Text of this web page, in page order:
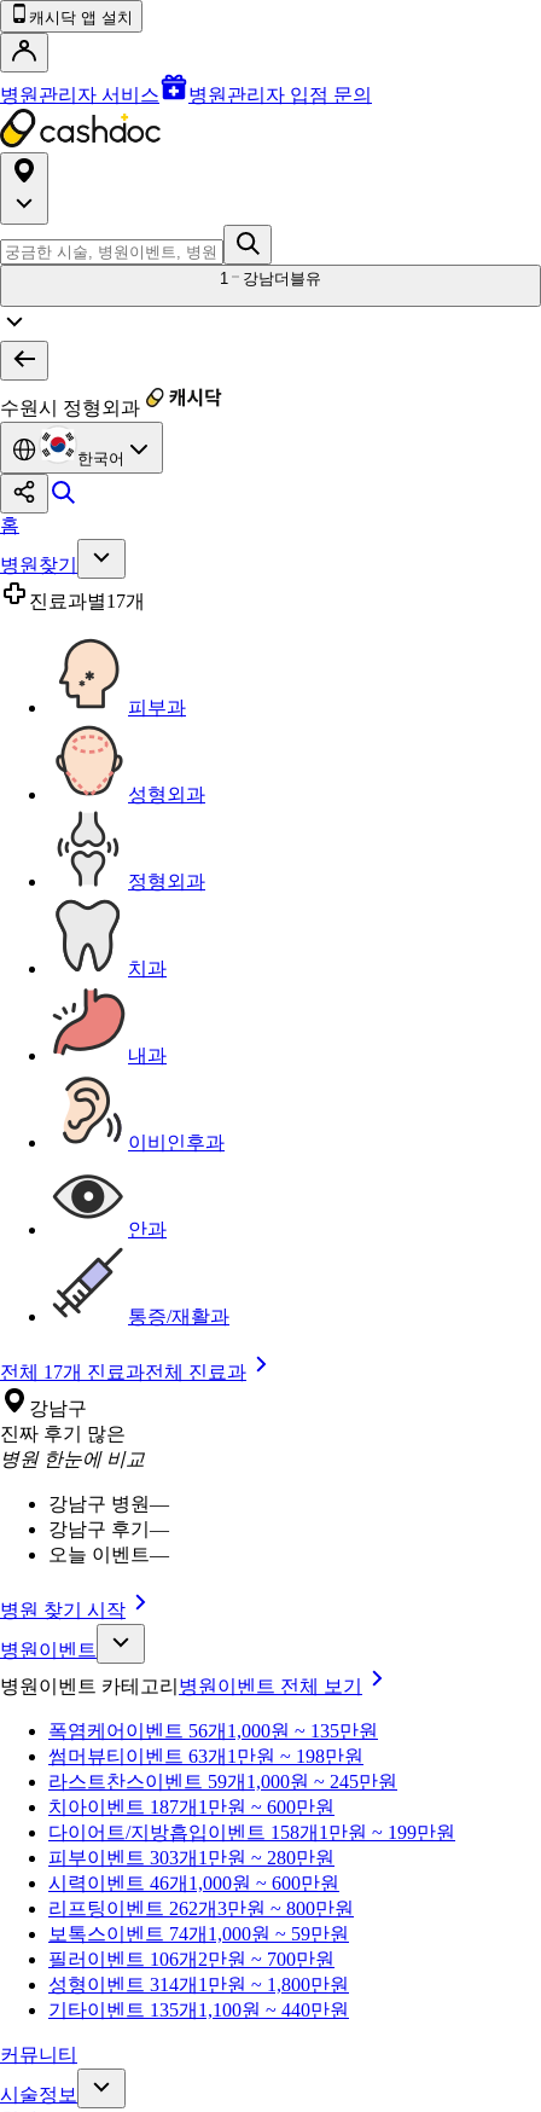
캐시닥 앱 설치
병원관리자 서비스 병원관리자 입점 문의
1 강남더블유
수원시 정형외과
한국어
홈
병원찾기
진료과별17개
피부과
성형외과
정형외과
치과
내과
이비인후과
안과
통증/재활과
전체 17개 진료과전체 진료과
강남구
진짜 후기 많은
병원 한눈에 비교
강남구 병원—
강남구 후기 —
오늘 이벤트—
병원 찾기 시작
병원이벤트
병원이벤트 카테고리 병원이벤트 전체 보기
폭염케어 이벤트 56개 1,000원 ~ 135만원
썸머뷰티 이벤트 63개 1만원 ~ 198만원
라스트찬스이벤트 59개 1,000원 ~ 245만원
치아이벤트 187개 1만원 ~ 600만원
다이어트/지방흡입이벤트 158개 1만원 ~ 199만원
피부이벤트 303개 1만원 ~ 280만원
시력이벤트 46개 1,000원 ~ 600만원
리프팅이벤트 262개3만원 ~ 800만원
보톡스이벤트 74개 1,000원 ~ 59만원
필러 이벤트 106개 2만원 ~ 700만원
성형이벤트 314개 1만원 ~ 1,800만원
기타이벤트 135개 1,100원 ~ 440만원
커뮤니티
시술정보